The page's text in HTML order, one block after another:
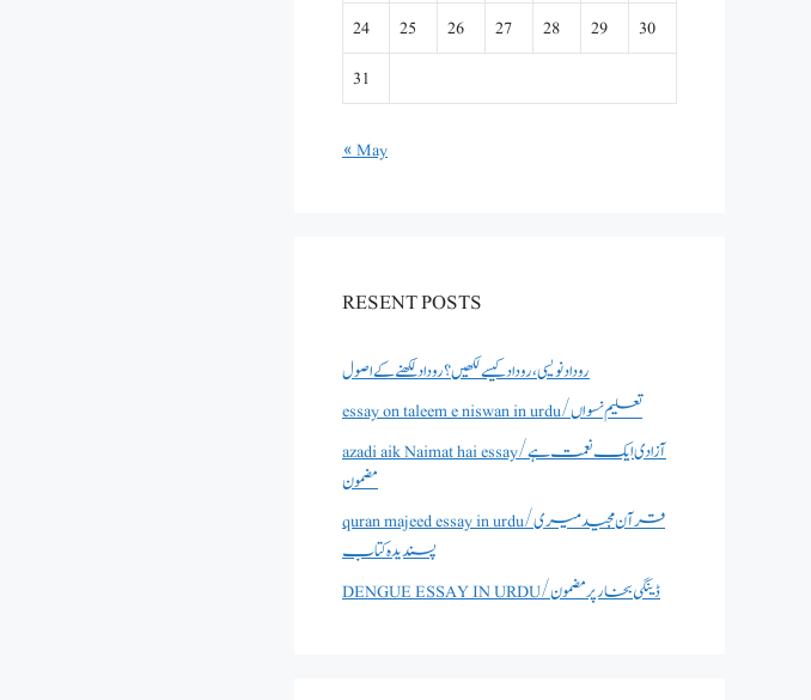
24
25 26 27 28 29
30
31
« May
RESENT POSTS
روداد نویسی ،روداد کیسے لکھیں؟ روداد لکھنے کے اصول
essay on taleem e niswan in urdu/تعلیم نسواں
azadi aik Naimat hai essay/آزادی ایک نعمت ہے
مضمون
quran majeed essay in urdu/قرآن مجید میری
پسندیدہ کتاب
DENGUE ESSAY IN URDU/ڈینگی بخار پر مضمون